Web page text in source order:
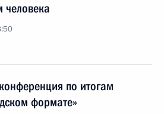
человека
по итогам
формате»